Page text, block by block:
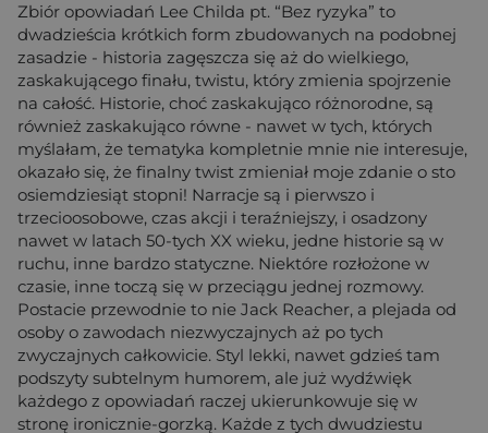
Zbiór opowiadań Lee Childa pt. “Bez ryzyka” to
dwadzieścia krótkich form zbudowanych na podobnej
zasadzie - historia zagęszcza się aż do wielkiego,
zaskakującego finału, twistu, który zmienia spojrzenie
na całość. Historie, choć zaskakująco różnorodne, są
również zaskakująco równe - nawet w tych, których
myślałam, że tematyka kompletnie mnie nie interesuje,
okazało się, że finalny twist zmieniał moje zdanie o sto
osiemdziesiąt stopni! Narracje są i pierwszo i
trzecioosobowe, czas akcji i teraźniejszy, i osadzony
nawet w latach 50-tych XX wieku, jedne historie są w
ruchu, inne bardzo statyczne. Niektóre rozłożone w
czasie, inne toczą się w przeciągu jednej rozmowy.
Postacie przewodnie to nie Jack Reacher, a plejada od
osoby o zawodach niezwyczajnych aż po tych
zwyczajnych całkowicie. Styl lekki, nawet gdzieś tam
podszyty subtelnym humorem, ale już wydźwięk
każdego z opowiadań raczej ukierunkowuje się w
stronę ironicznie-gorzką. Każde z tych dwudziestu